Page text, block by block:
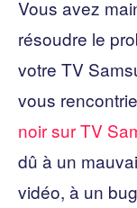
Vous avez
résoudre le
votre TV
vous
noir sur TV
dû à un
vidéo, à un